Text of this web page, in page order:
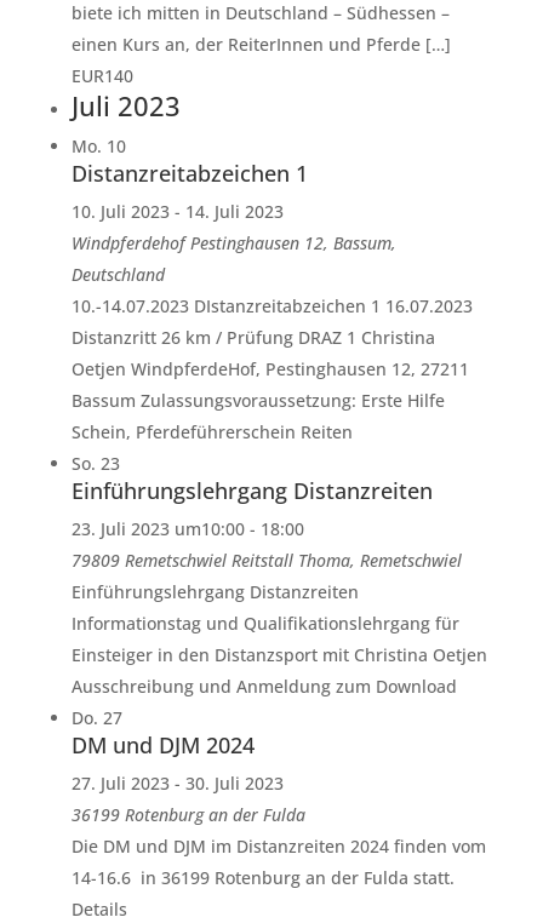
biete ich mitten in Deutschland – Südhessen –
einen Kurs an, der ReiterInnen und Pferde […]
EUR140
Juli 2023
Mo. 10
Distanzreitabzeichen 1
10. Juli 2023- 14. Juli 2023
WindpferdehofPestinghausen 12, Bassum,
Deutschland
10.-14.07.2023 DIstanzreitabzeichen 1 16.07.2023
Distanzritt 26 km / Prüfung DRAZ 1 Christina
Oetjen WindpferdeHof, Pestinghausen 12, 27211
Bassum Zulassungsvoraussetzung: Erste Hilfe
Schein, Pferdeführerschein Reiten
So. 23
Einführungslehrgang Distanzreiten
23. Juli 2023 um10:00- 18:00
79809 Remetschwiel Reitstall Thoma, Remetschwiel
Einführungslehrgang Distanzreiten
Informationstag und Qualifikationslehrgang für
Einsteiger in den Distanzsport mit Christina Oetjen
Ausschreibung und Anmeldung zum Download
Do. 27
DM und DJM 2024
27. Juli 2023- 30. Juli 2023
36199 Rotenburg an der Fulda
Die DM und DJM im Distanzreiten 2024 finden vom
14-16.6 in 36199 Rotenburg an der Fulda statt.
Details